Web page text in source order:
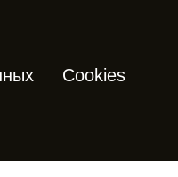
Cookies